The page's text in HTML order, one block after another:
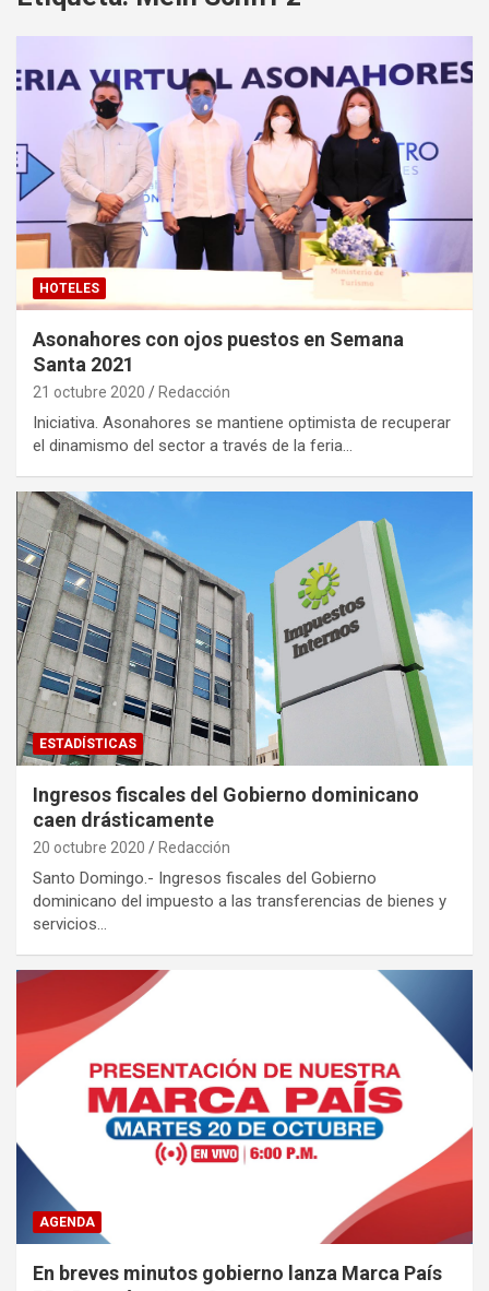
HOTELES
Asonahores con ojos puestos en Semana
Santa 2021
21 octubre 2020 Redacción
Iniciativa. Asonahores se mantiene optimista de recuperar
el dinamismo del sector a través de la feria…
ESTADÍSTICAS
Ingresos fiscales del Gobierno dominicano
caen drásticamente
20 octubre 2020 Redacción
Santo Domingo.- Ingresos fiscales del Gobierno
dominicano del impuesto a las transferencias de bienes y
servicios…
AGENDA
En breves minutos gobierno lanza Marca País